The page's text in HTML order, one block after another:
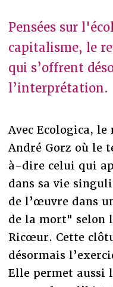
Pensées sur
capitalisme, le
qui s’offrent
l’interprétation.
Avec Ecologica,
André Gorz où le
à-dire celui qui
dans sa vie
de l’œuvre dans
de la mort" selon
Ricœur. Cette
désormais
Elle permet aussi